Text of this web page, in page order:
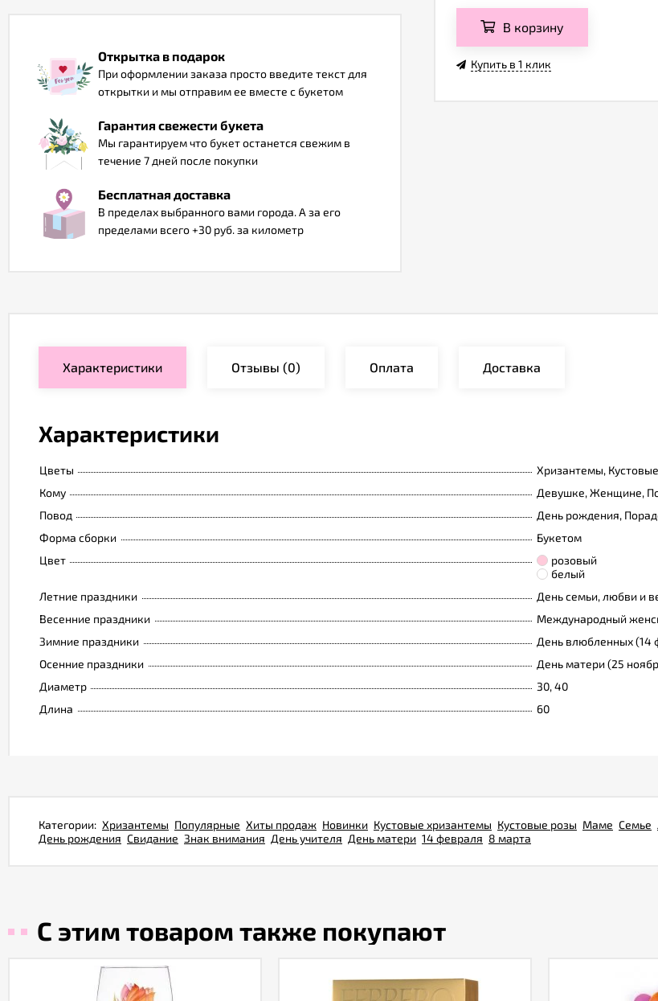
Открытка в подарок
При оформлении заказа просто введите текст для
открытки и мы отправим ее вместе с букетом
Гарантия свежести букета
Мы гарантируем что букет останется свежим в
течение 7 дней после покупки
Бесплатная доставка
В пределах выбранного вами города. А за его
пределами всего +30 руб. за километр
В корзину
Купить в 1 клик
Характеристики Отзывы (0) Оплата Доставка
Характеристики
Цветы
Хризантемы,
Кому
Девушке, Женщине,
Повод
День рождения,
Форма сборки
Букетом
Цвет
розовый
белый
Летние праздники
День семьи, любви и
Весенние праздники
Международный
Зимние праздники
День влюбленных (14
Осенние праздники
День матери (25
Диаметр
30, 40
Длина
60
Категории: Хризантемы Популярные Хиты продаж Новинки Кустовые хризантемы Кустовые розы Маме Семье
День рождения Свидание Знак внимания День учителя День матери 14 февраля 8 марта
С этим товаром также покупают